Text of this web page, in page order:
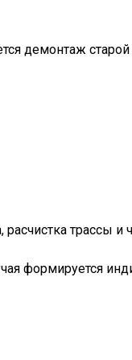
демонтаж
трассы и
формируется